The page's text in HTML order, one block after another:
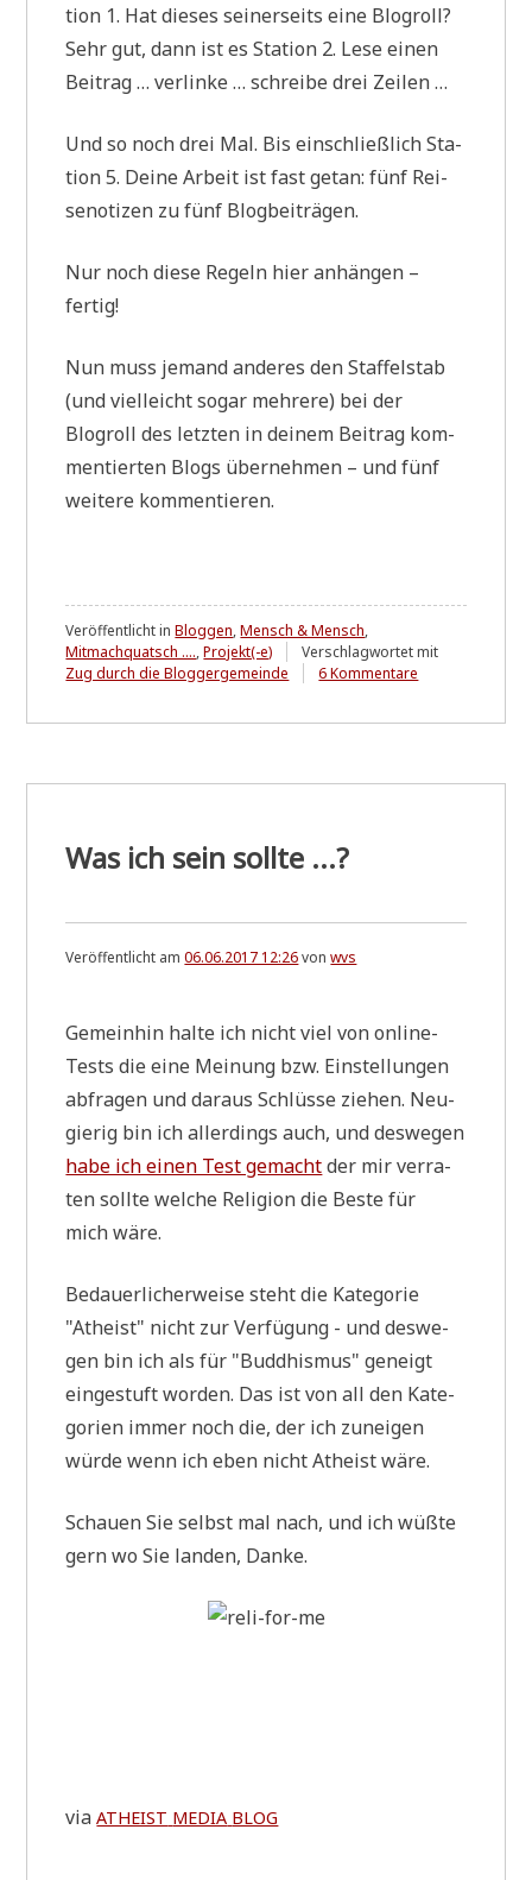
ti­on 1. Hat die­ses sei­ner­seits eine Blogroll?
Sehr gut, dann ist es Sta­ti­on 2. Lese einen
Bei­trag … ver­lin­ke … schrei­be drei Zeilen …
Und so noch drei Mal. Bis ein­schließ­lich Sta­
ti­on 5. Dei­ne Arbeit ist fast getan: fünf Rei­
se­no­ti­zen zu fünf Blogbeiträgen.
Nur noch die­se Regeln hier anhän­gen –
fertig!
Nun muss jemand ande­res den Staf­fel­stab
(und viel­leicht sogar meh­re­re) bei der
Blogroll des letz­ten in dei­nem Bei­trag kom­
men­tier­ten Blogs über­neh­men – und fünf
wei­te­re kommentieren.
Veröffentlicht inBloggen,Mensch & Mensch,
Mitmachquatsch ....,Projekt(-e)
Verschlagwortet mit
Zug durch die Bloggergemeinde
6 Kommentare
Was ich sein sollte ...?
Veröffentlicht am06.06.2017 12:26vonwvs
Gemein­hin hal­te ich nicht viel von online-
Tests die eine Mei­nung bzw. Ein­stel­lun­gen
abfra­gen und dar­aus Schlüs­se zie­hen. Neu­
gie­rig bin ich aller­dings auch, und des­we­gen
habe ich einen Test gemachtder mir ver­ra­
ten soll­te wel­che Reli­gi­on die Beste für
mich wäre.
Bedau­er­li­cher­wei­se steht die Kate­go­rie
"Athe­ist" nicht zur Ver­fü­gung - und des­we­
gen bin ich als für "Bud­dhis­mus" geneigt
ein­ge­stuft wor­den. Das ist von all den Kate­
go­rien immer noch die, der ich zunei­gen
wür­de wenn ich eben nicht Athe­ist wäre.
Schau­en Sie selbst mal nach, und ich wüß­te
gern wo Sie lan­den, Danke.
viaATHEIST MEDIA BLOG